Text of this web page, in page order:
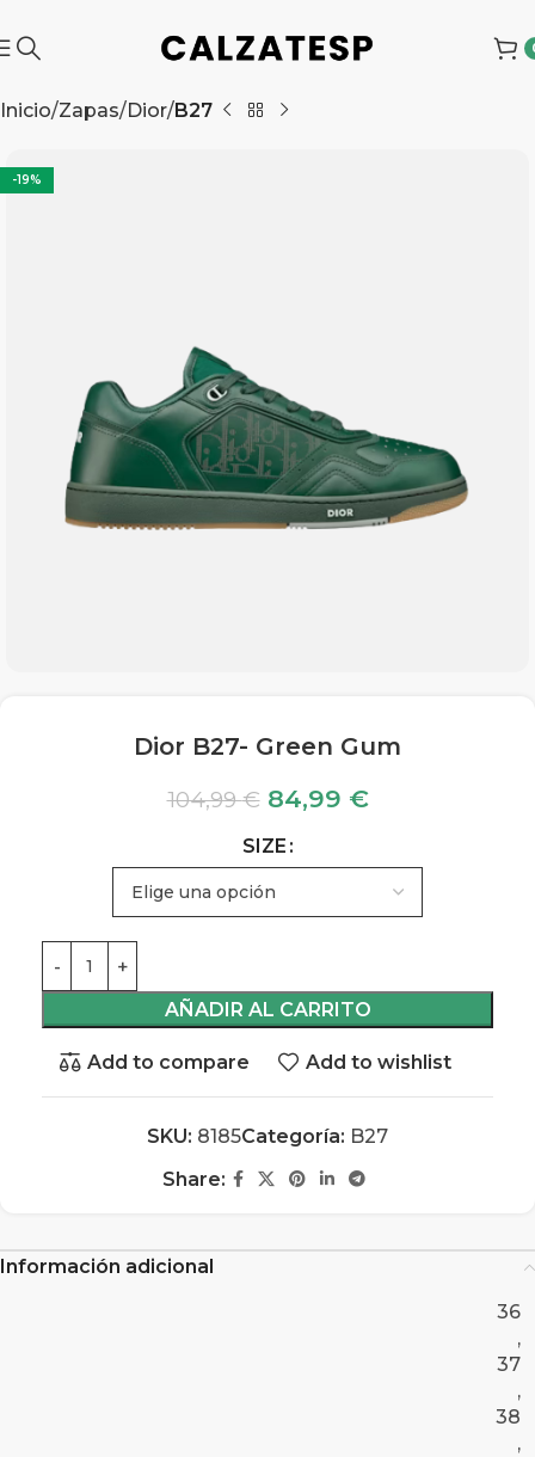
Inicio Zapas Dior B27
-19%
Dior B27- Green Gum
104,99€ 84,99 €
SIZE
AÑADIR AL CARRITO
Add to compare Add to wishlist
SKU: 8185Categoría: B27
Share:
Información adicional
36
,
37
,
38
,